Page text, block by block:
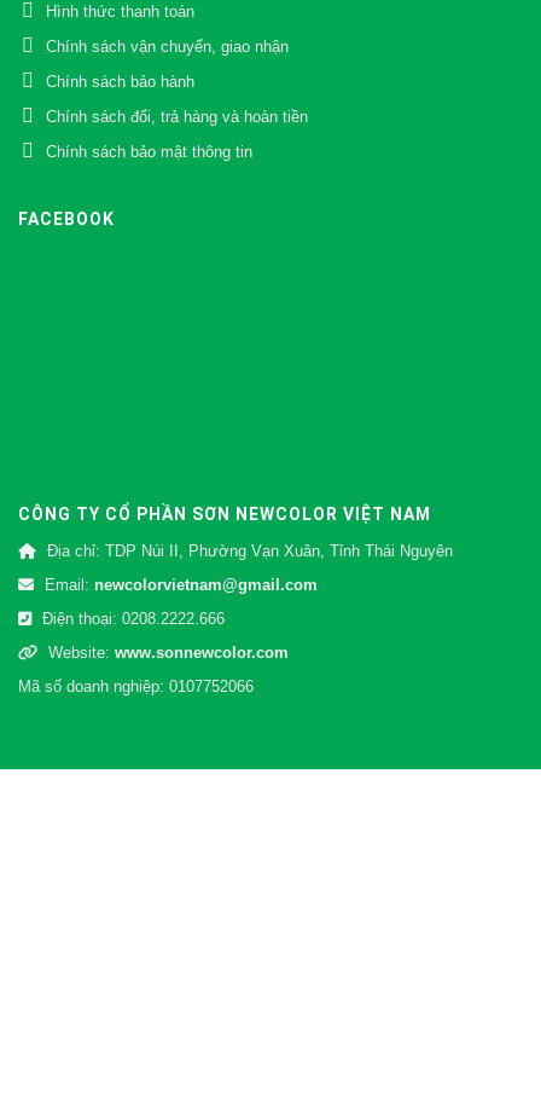
Hình thức thanh toán
Chính sách vận chuyển, giao nhận
Chính sách bảo hành
Chính sách đổi, trả hàng và hoàn tiền
Chính sách bảo mật thông tin
FACEBOOK
CÔNG TY CỔ PHẦN SƠN NEWCOLOR VIỆT NAM
Địa chỉ: TDP Núi II, Phường Vạn Xuân, Tỉnh Thái Nguyên
Email: newcolorvietnam@gmail.com
Điện thoại: 0208.2222.666
Website: www.sonnewcolor.com
Mã số doanh nghiệp: 0107752066